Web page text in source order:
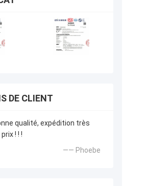
DE CLIENT
qualité, expédition très
! ! !
—— Phoebe